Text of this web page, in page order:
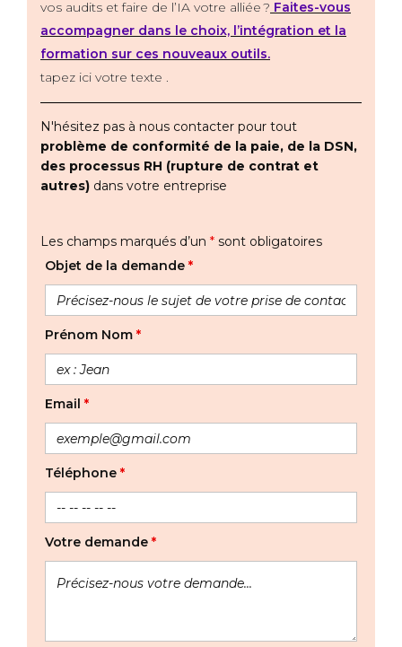
vos audits et faire de l’IA votre alliée ? Faites-vous
accompagner dans le choix, l’intégration et la
formation sur ces nouveaux outils.
tapez ici votre texte .
N'hésitez pas à nous contacter pour tout
problème de conformité de la paie, de la DSN,
des processus RH (rupture de contrat et
autres) dans votre entreprise
Les champs marqués d’un * sont obligatoires
Objet de la demande *
Prénom Nom *
Email *
Téléphone *
Votre demande *